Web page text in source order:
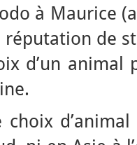
à Maurice
réputation de
d’un animal